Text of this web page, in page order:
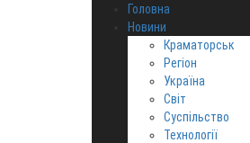
Головна
Новини
Краматорськ
Регіон
Україна
Світ
Суспільство
Технології